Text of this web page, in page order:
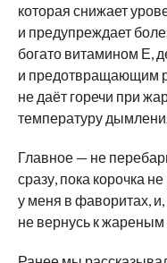
которая снижает
и предупреждает
богато витамином Е,
и предотвращающим
не даёт горечи при
температуру
Главное — не
сразу, пока корочка
у меня в фаворитах,
не вернусь к